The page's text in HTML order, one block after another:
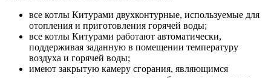
все котлы Китурами двухконтурные, используемые для
отопления и приготовления горячей воды;
все котлы Китурами работают автоматически,
поддерживая заданную в помещении температуру
воздуха и горячей воды;
имеют закрытую камеру сгорания, являющимся